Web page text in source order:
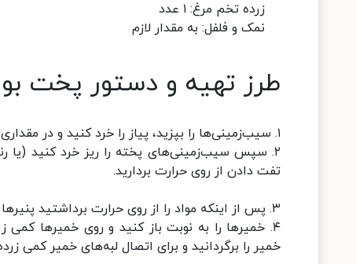
زرده تخم مرغ: ۱ عدد
نمک و فلفل: به مقدار لازم
طرز تهیه و دستور پخت
۱. سیب‌زمینی‌ها را بپزید، پیاز را خرد کنید و در مقداری روغن تفت دهید تا طلایی شود.
۲. سپس سیب‌زمینی‌های پخته را ریز خرد کنید (یا
تفت دادن از روی حرارت بردارید.
۳. پس از اینکه مواد را از روی حرارت برداشتید پنیرها را اضافه و کمی مخلوط کنید.
۴. خمیرها را به نوبت باز کنید و روی خمیرها کمی
خمیر را برگردانید و برای اتصال لبه‌های خمیر کمی